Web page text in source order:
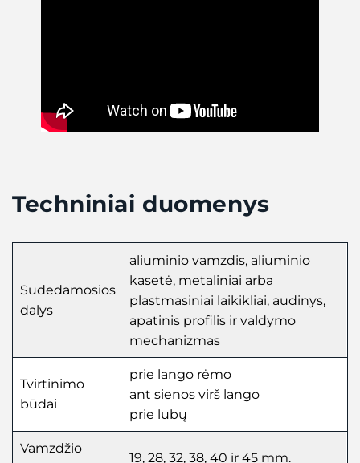
Techniniai duomenys
Sudedamosios
dalys
aliuminio vamzdis, aliuminio
kasetė, metaliniai arba
plastmasiniai laikikliai, audinys,
apatinis profilis ir valdymo
mechanizmas
Tvirtinimo
būdai
prie lango rėmo
ant sienos virš lango
prie lubų
Vamzdžio
19, 28, 32, 38, 40 ir 45 mm.